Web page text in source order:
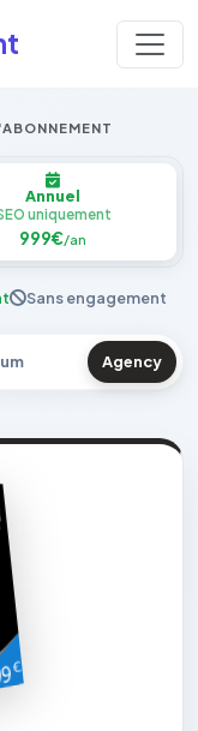
Annuel
uniquement
999€/an
Sans engagement
Agency